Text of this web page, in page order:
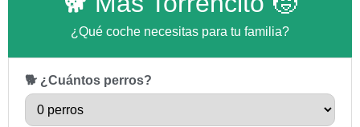
¿Qué coche necesitas para tu familia?
🐕 ¿Cuántos perros?